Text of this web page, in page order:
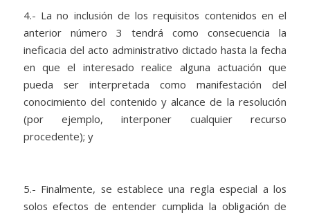
4.- La no inclusión de los requisitos contenidos en el
anterior número 3 tendrá como consecuencia la
ineficacia del acto administrativo dictado hasta la fecha
en que el interesado realice alguna actuación que
pueda ser interpretada como manifestación del
conocimiento del contenido y alcance de la resolución
(por ejemplo, interponer cualquier recurso
procedente); y
5.- Finalmente, se establece una regla especial a los
solos efectos de entender cumplida la obligación de